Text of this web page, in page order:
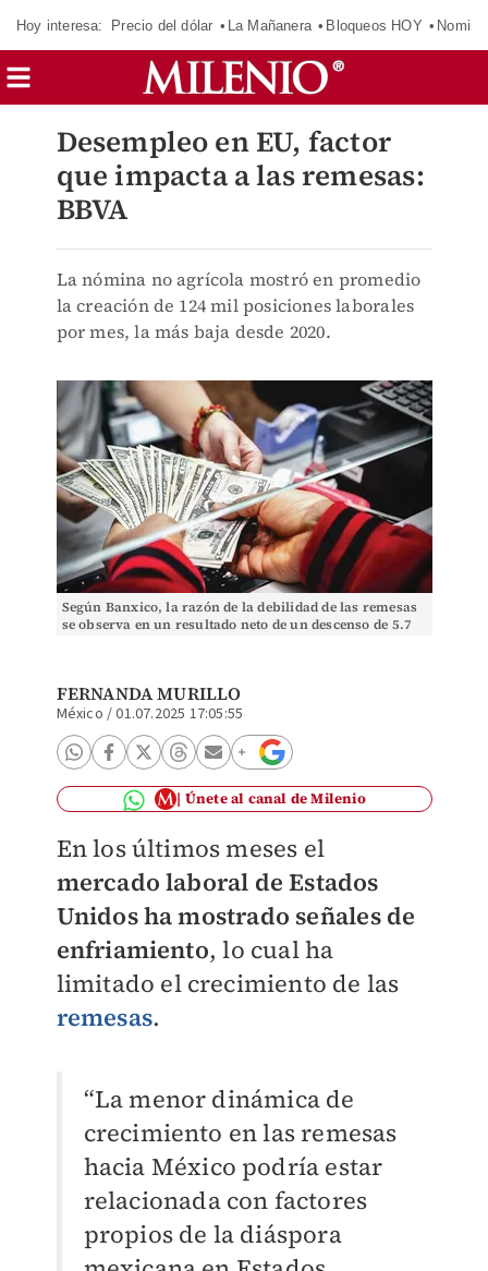
Hoy interesa: Precio del dólar La Mañanera Bloqueos HOY
Desempleo en EU, factor
que impacta a las remesas:
BBVA
La nómina no agrícola mostró en promedio
la creación de 124 mil posiciones laborales
por mes, la más baja desde 2020.
Según Banxico, la razón de la debilidad de las remesas
se observa en un resultado neto de un descenso de 5.7
FERNANDA MURILLO
México /01.07.2025 17:05:55
Únete al canal de Milenio
En los últimos meses el
mercado laboral de Estados
Unidos ha mostrado señales de
enfriamiento, lo cual ha
limitado el crecimiento de las
remesas.
“La menor dinámica de
crecimiento en las remesas
hacia México podría estar
relacionada con factores
propios de la diáspora